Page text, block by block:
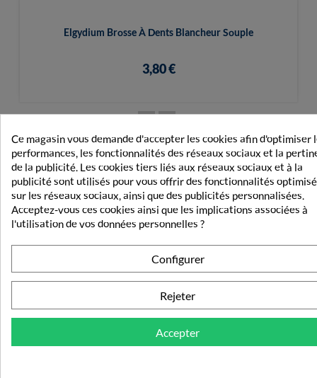
Elgydium Brosse À Dents Blancheur Souple
3,80 €
LES AVIS CLIENTS
4.3/5
Voir tous les avis sur ce site
5étoiles
1
Bien
Avis du
Marina B.
Ce magasin vous demande d'accepter les cookies afin d'optimiser
performances, les fonctionnalités des réseaux sociaux et la
de la publicité. Les cookies tiers liés aux réseaux sociaux et à la
publicité sont utilisés pour vous offrir des fonctionnalités
sur les réseaux sociaux, ainsi que des publicités personnalisées.
Acceptez-vous ces cookies ainsi que les implications associées à
l'utilisation de vos données personnelles ?
Configurer
Rejeter
Accepter